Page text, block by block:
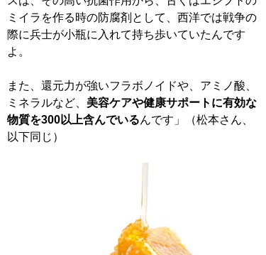
ミイラを作る時の防腐剤として、西洋では戦争の
際に兵士が小瓶に入れて持ち歩いていたんです
よ。
また、還元力が強いフラボノイドや、アミノ酸、
ミネラルなど、 美容ケアや健康サポートに有効な
物質を300以上含んでいるんです」（松本さん、
以下同じ）